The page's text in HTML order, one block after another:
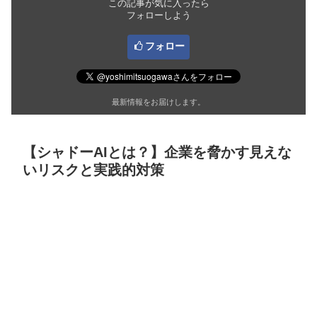
この記事が気に入ったら
フォローしよう
フォロー
最新情報をお届けします。
【シャドーAIとは？】企業を脅かす見えな
いリスクと実践的対策